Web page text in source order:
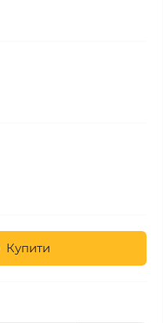
Купити